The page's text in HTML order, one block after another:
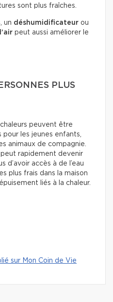
sont plus fraîches.
un déshumidificateur ou
peut aussi améliorer le
PLUS
peuvent être
les jeunes enfants,
animaux de compagnie.
rapidement devenir
d’avoir accès à de l’eau
plus frais dans la maison
liés à la chaleur.
sur Mon Coin de Vie